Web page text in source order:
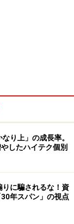
り上」の成長率。
したハイテク個別
に騙されるな！資
年スパン」の視点